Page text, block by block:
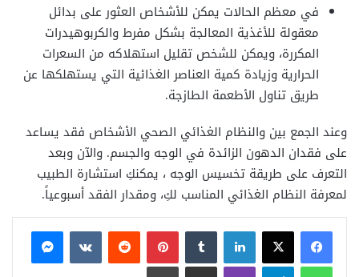
في معظم الحالات يمكن للأشخاص العثور على بدائل
معقولة للأغذية المعالجة بشكل مفرط والكربوهيدرات
المكررة، ويمكن للشخص تقليل استهلاكه من السعرات
الحرارية وزيادة كمية العناصر الغذائية التي يستهلكها عن
طريق تناول الأطعمة الطازجة.
وعند الجمع بين والنظام الغذائي الصحي الأشخاص فقد يساعد
على فقدان الدهون الزائدة في الوجه والجسم. والآن وبعد
التعرف على طريقة تخسيس الوجه ، يمكنكِ استشارة الطبيب
لمعرفة النظام الغذائي المناسب لكِ، ومقدار الفقد أسبوعياً.
فيسبوكX لينكدإن بينتيريست
ماسنجر
واتساب تيلقرام ڤايبر مشاركة عبر البريد طباعة